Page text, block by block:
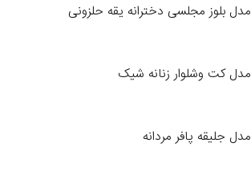
مدل بلوز مجلسی دخترانه یقه حلزونی
مدل کت وشلوار زنانه شیک
مدل جلیقه پافر مردانه